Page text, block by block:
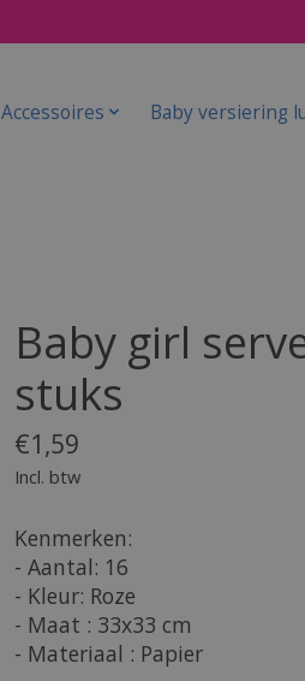
Accessoires Baby versiering
Baby girl
stuks
€1,59
Incl. btw
Kenmerken:
- Aantal: 16
- Kleur: Roze
- Maat : 33x33 cm
- Materiaal : Papier